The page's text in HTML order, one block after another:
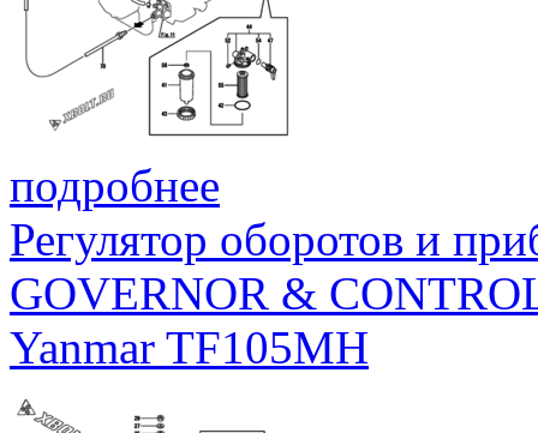
подробнее
Регулятор оборотов и
GOVERNOR &
Yanmar TF105MH